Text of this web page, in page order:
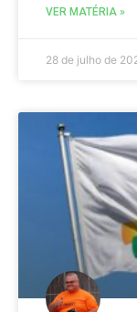
VER MATÉRIA »
28 de julho de